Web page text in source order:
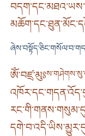
ཨོཾ་བཛྲ་མུཿ